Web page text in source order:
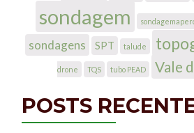
sondagem
sondagens SPT talude
drone TQS tubo PEAD Vale
POSTS